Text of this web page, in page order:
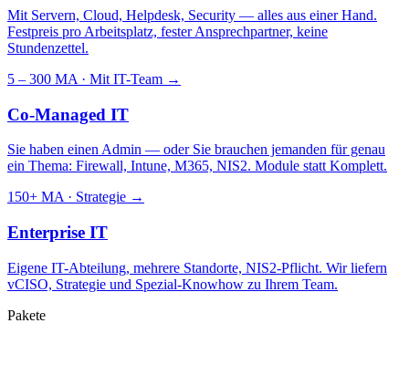
Mit Servern, Cloud, Helpdesk, Security — alles aus einer Hand.
Festpreis pro Arbeitsplatz, fester Ansprechpartner, keine
Stundenzettel.
5 – 300 MA · Mit IT-Team →
Co-Managed IT
Sie haben einen Admin — oder Sie brauchen jemanden für genau
ein Thema: Firewall, Intune, M365, NIS2. Module statt Komplett.
150+ MA · Strategie →
Enterprise IT
Eigene IT-Abteilung, mehrere Standorte, NIS2-Pflicht. Wir liefern
vCISO, Strategie und Spezial-Knowhow zu Ihrem Team.
Pakete